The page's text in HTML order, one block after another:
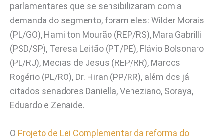
parlamentares que se sensibilizaram com a
demanda do segmento, foram eles: Wilder Morais
(PL/GO), Hamilton Mourão (REP/RS), Mara Gabrilli
(PSD/SP), Teresa Leitão (PT/PE), Flávio Bolsonaro
(PL/RJ), Mecias de Jesus (REP/RR), Marcos
Rogério (PL/RO), Dr. Hiran (PP/RR), além dos já
citados senadores Daniella, Veneziano, Soraya,
Eduardo e Zenaide.
O Projeto de Lei Complementar da reforma do